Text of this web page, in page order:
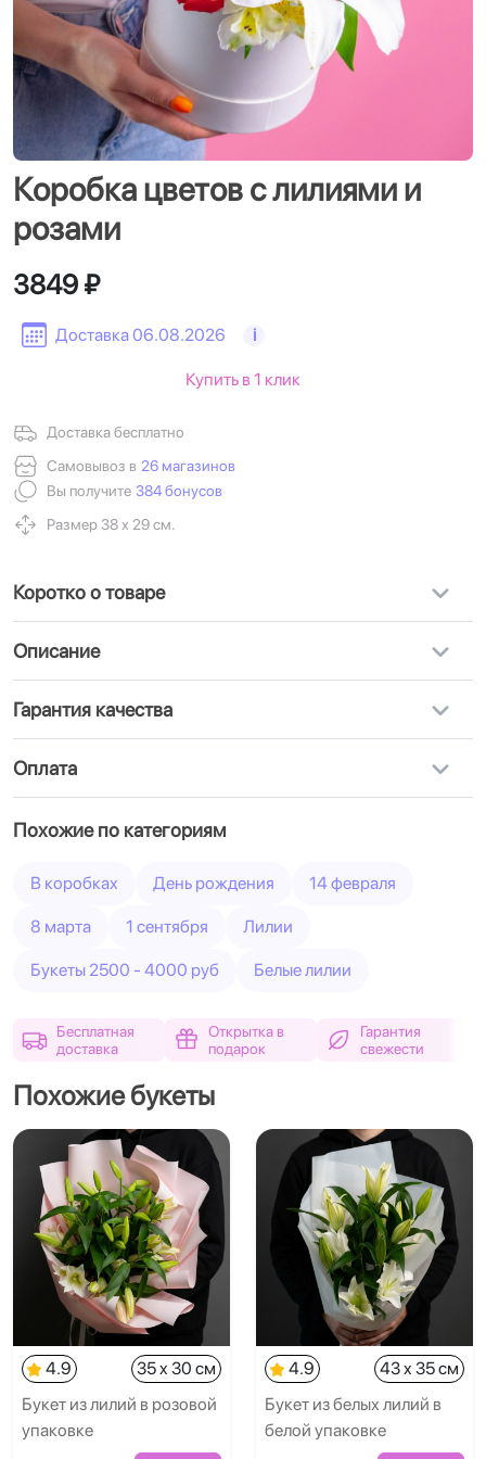
Коробка цветов с лилиями и
розами
Доставка 06.08.2026 i
3849 ₽
Доставка бесплатно
Самовывоз в 26 магазинов
Вы получите 384 бонусов
Размер 38 х 29 см.
Купить в 1 клик
Коротко о товаре
Описание
Гарантия качества
Оплата
Похожие по категориям
В коробках День рождения 14 февраля
8 марта 1 сентября Лилии
Букеты 2500 - 4000 руб Белые лилии
Бесплатная
доставка
Открытка в
подарок
Гарантия
свежести
Похожие букеты
4.9
35 x 30 см
Букет из лилий в розовой
упаковке
4.9
43 x 35 см
Букет из белых лилий в
белой упаковке